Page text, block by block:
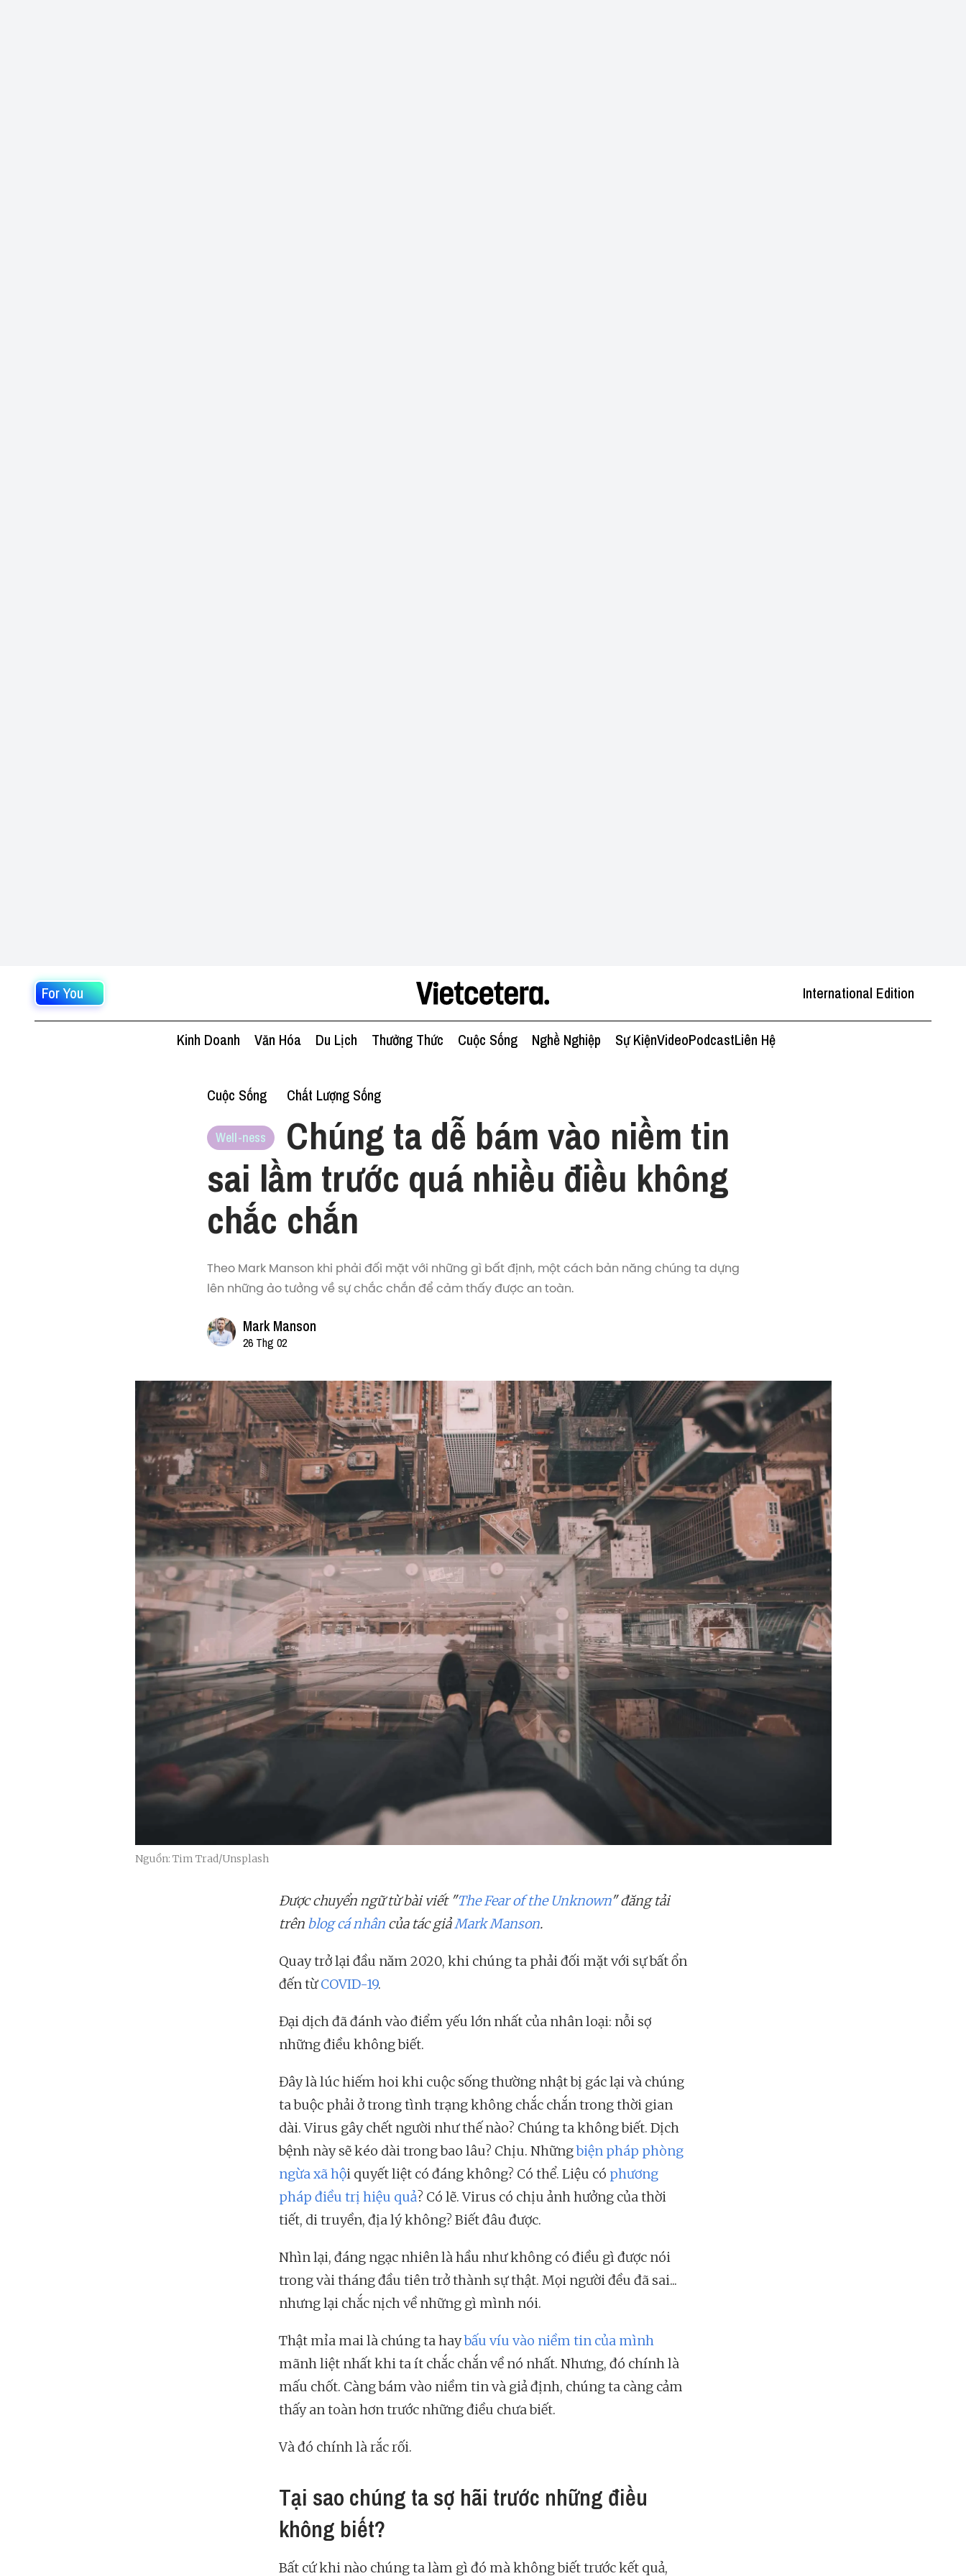
For You International Edition
Kinh Doanh Văn Hóa Du Lịch Thưởng Thức Cuộc Sống Nghề Nghiệp Sự KiệnVideoPodcastLiên Hệ
Cuộc Sống Chất Lượng Sống
Well-ness
Chúng ta dễ bám vào niềm tin
sai lầm trước quá nhiều điều không
chắc chắn
Theo Mark Manson khi phải đối mặt với những gì bất định, một cách bản năng chúng ta dựng
lên những ảo tưởng về sự chắc chắn để cảm thấy được an toàn.
Mark Manson
26 Thg 02
Nguồn: Tim Trad/Unsplash
Được chuyển ngữ từ bài viết "The Fear of the Unknown" đăng tải
trên blog cá nhân của tác giảMark Manson.
Quay trở lại đầu năm 2020, khi chúng ta phải đối mặt với sự bất ổn
đến từCOVID-19.
Đại dịch đã đánh vào điểm yếu lớn nhất của nhân loại: nỗi sợ
những điều không biết.
Đây là lúc hiếm hoi khi cuộc sống thường nhật bị gác lại và chúng
ta buộc phải ở trong tình trạng không chắc chắn trong thời gian
dài. Virus gây chết người như thế nào? Chúng ta không biết. Dịch
bệnh này sẽ kéo dài trong bao lâu? Chịu. Nhữngbiện pháp phòng
ngừa xã hội quyết liệt có đáng không? Có thể. Liệu có phương
pháp điều trị hiệu quả? Có lẽ. Virus có chịu ảnh hưởng của thời
tiết, di truyền, địa lý không? Biết đâu được.
Nhìn lại, đáng ngạc nhiên là hầu như không có điều gì được nói
trong vài tháng đầu tiên trở thành sự thật. Mọi người đều đã sai...
nhưng lại chắc nịch về những gì mình nói.
Thật mỉa mai là chúng ta haybấu víu vào niềm tin của mình
mãnh liệt nhất khi ta ít chắc chắn về nó nhất. Nhưng, đó chính là
mấu chốt. Càng bám vào niềm tin và giả định, chúng ta càng cảm
thấy an toàn hơn trước những điều chưa biết.
Và đó chính là rắc rối.
Tại sao chúng ta sợ hãi trước những điều
không biết?
Bất cứ khi nào chúng ta làm gì đó mà không biết trước kết quả,